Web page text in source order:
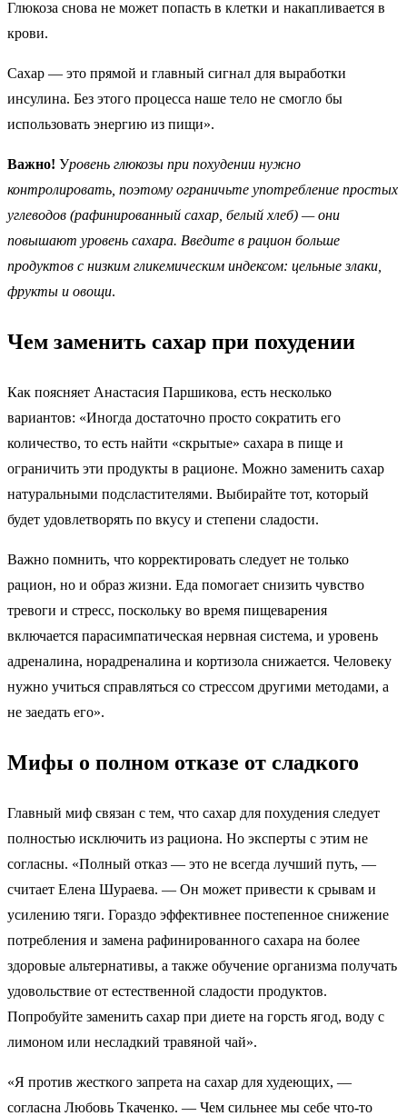
Глюкоза снова не может попасть в клетки и накапливается в
крови.
Сахар — это прямой и главный сигнал для выработки
инсулина. Без этого процесса наше тело не смогло бы
использовать энергию из пищи».
Важно! Уровень глюкозы при похудении нужно
контролировать, поэтому ограничьте употребление простых
углеводов (рафинированный сахар, белый хлеб) — они
повышают уровень сахара. Введите в рацион больше
продуктов с низким гликемическим индексом: цельные злаки,
фрукты и овощи.
Чем заменить сахар при похудении
Как поясняет Анастасия Паршикова, есть несколько
вариантов: «Иногда достаточно просто сократить его
количество, то есть найти «скрытые» сахара в пище и
ограничить эти продукты в рационе. Можно заменить сахар
натуральными подсластителями. Выбирайте тот, который
будет удовлетворять по вкусу и степени сладости.
Важно помнить, что корректировать следует не только
рацион, но и образ жизни. Еда помогает снизить чувство
тревоги и стресс, поскольку во время пищеварения
включается парасимпатическая нервная система, и уровень
адреналина, норадреналина и кортизола снижается. Человеку
нужно учиться справляться со стрессом другими методами, а
не заедать его».
Мифы о полном отказе от сладкого
Главный миф связан с тем, что сахар для похудения следует
полностью исключить из рациона. Но эксперты с этим не
согласны. «Полный отказ — это не всегда лучший путь, —
считает Елена Шураева. — Он может привести к срывам и
усилению тяги. Гораздо эффективнее постепенное снижение
потребления и замена рафинированного сахара на более
здоровые альтернативы, а также обучение организма получать
удовольствие от естественной сладости продуктов.
Попробуйте заменить сахар при диете на горсть ягод, воду с
лимоном или несладкий травяной чай».
«Я против жесткого запрета на сахар для худеющих, —
согласна Любовь Ткаченко. — Чем сильнее мы себе что-то